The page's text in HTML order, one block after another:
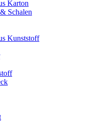
Karton
Schalen
Kunststoff